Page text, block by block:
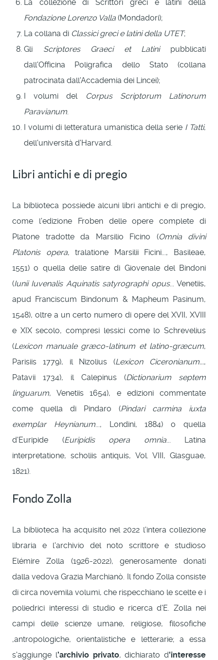
La collezione di Scrittori greci e latini della
Fondazione Lorenzo Valla (Mondadori);
La collana di Classici greci e latini della UTET;
Gli Scriptores Graeci et Latinipubblicati
dall'Officina Poligrafica dello Stato (collana
patrocinata dall'Accademia dei Lincei);
I volumi del
Corpus Scriptorum Latinorum
Paravianum.
I volumi di letteratura umanistica della serie I Tatti,
dell'università d'Harvard.
Libri antichi e di pregio
La biblioteca possiede alcuni libri antichi e di pregio,
come l'edizione Froben delle opere complete di
Platone tradotte da Marsilio Ficino (Omnia divini
Platonis opera, tralatione Marsilii Ficini..., Basileae,
1551) o quella delle satire di Giovenale del Bindoni
(Iunii Iuvenalis Aquinatis satyrographi opus... Venetiis,
apud Franciscum Bindonum & Mapheum Pasinum,
1548), oltre a un certo numero di opere del XVII, XVIII
e XIX secolo, compresi lessici come lo Schrevelius
(Lexicon manuale græco-latinum et latino-græcum,
Parisiis 1779), il Nizolius (Lexicon Ciceronianum...,
Patavii 1734), il Calepinus (Dictionarium septem
linguarum, Venetiis 1654), e edizioni commentate
come quella di Pindaro (Pindari carmina iuxta
exemplar Heynianum..., Londini, 1884) o quella
d'Euripide (Euripidis opera omnia... Latina
interpretatione, scholiis antiquis, Vol. VIII, Glasguae,
1821).
Fondo Zolla
La biblioteca ha acquisito nel 2022 l'intera collezione
libraria e l'archivio del noto scrittore e studioso
Elémire Zolla (1926-2022), generosamente donati
dalla vedova Grazia Marchianò. Il fondo Zolla consiste
di circa novemila volumi, che rispecchiano le scelte e i
poliedrici interessi di studio e ricerca d'E. Zolla nei
campi delle scienze umane, religiose, filosofiche
,antropologiche, orientalistiche e letterarie; a essa
s'aggiunge l’archivio privato, dichiarato d'interesse